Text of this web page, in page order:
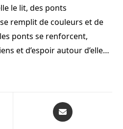
le lit, des ponts
remplit de couleurs et de
ponts se renforcent,
et d’espoir autour d’elle…